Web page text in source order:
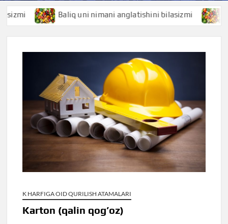
Baliq uni nimani anglatishini bilasizmi
K HARFIGA OID QURILISH ATAMALARI
Karton (qalin qog’oz)